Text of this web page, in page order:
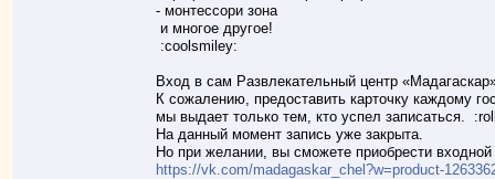
- монтессори зона
и многое другое!
:coolsmiley:
Вход в сам Развлекательный центр
К сожалению, предоставить карточку каждому
мы выдает только тем, кто успел записаться.
На данный момент запись уже закрыта.
Но при желании, вы сможете приобрести
https://vk.com/madagaskar_chel?w=product-